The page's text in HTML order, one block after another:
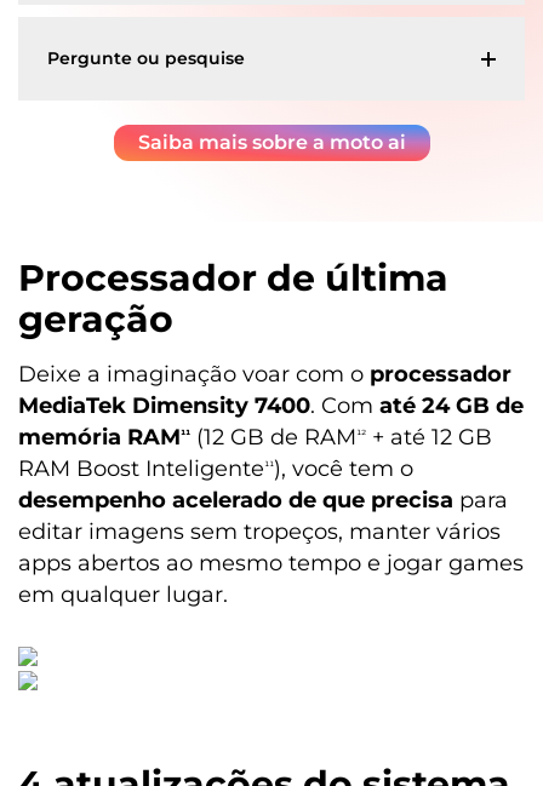
Pergunte ou pesquise
Saiba mais sobre a moto ai
Processador de última
geração
Deixe a imaginação voar com o processador
MediaTek Dimensity 7400. Com até 24 GB de
memória RAM¹¹ (12 GB de RAM¹² + até 12 GB
RAM Boost Inteligente¹¹), você tem o
desempenho acelerado de que precisa para
editar imagens sem tropeços, manter vários
apps abertos ao mesmo tempo e jogar games
em qualquer lugar.